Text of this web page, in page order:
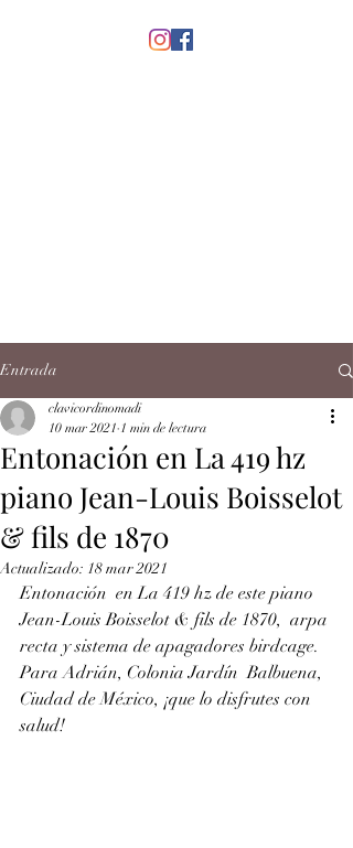
Entrada
Entonación en La 419 hz
piano Jean-Louis Boisselot
& fils de 1870
clavicordinomadi
10 mar 2021 1 min de lectura
Actualizado: 18 mar 2021
Entonación  en La 419 hz de este piano
Jean-Louis Boisselot & fils de 1870,  arpa
recta y sistema de apagadores birdcage.
Para Adrián, Colonia Jardín  Balbuena,
Ciudad de México, ¡que lo disfrutes con
salud!